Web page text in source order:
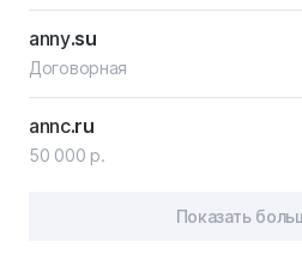
anny.su
Договорная
annc.ru
50 000 р.
Показать